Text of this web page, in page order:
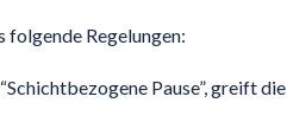
folgende Regelungen:
Pause”, greift die